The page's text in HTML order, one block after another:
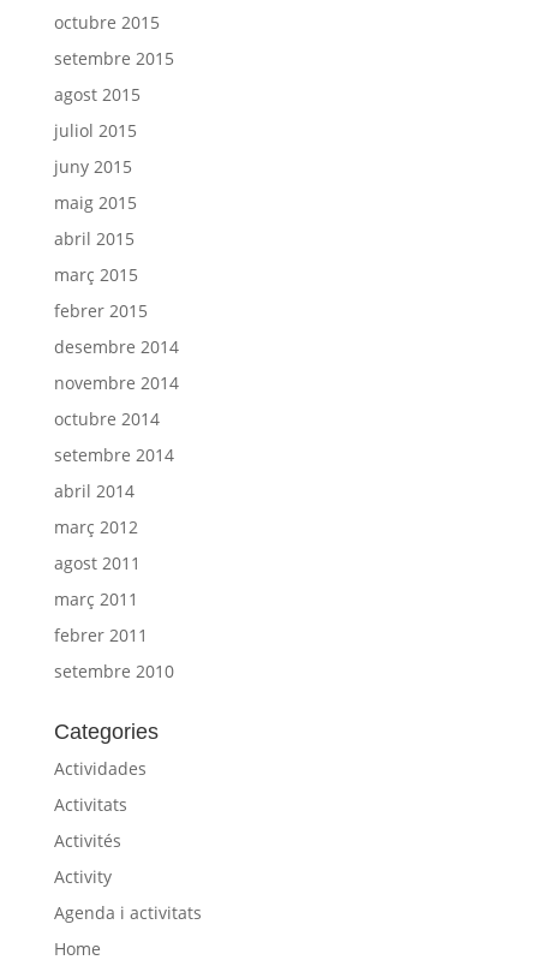
octubre 2015
setembre 2015
agost 2015
juliol 2015
juny 2015
maig 2015
abril 2015
març 2015
febrer 2015
desembre 2014
novembre 2014
octubre 2014
setembre 2014
abril 2014
març 2012
agost 2011
març 2011
febrer 2011
setembre 2010
Categories
Actividades
Activitats
Activités
Activity
Agenda i activitats
Home